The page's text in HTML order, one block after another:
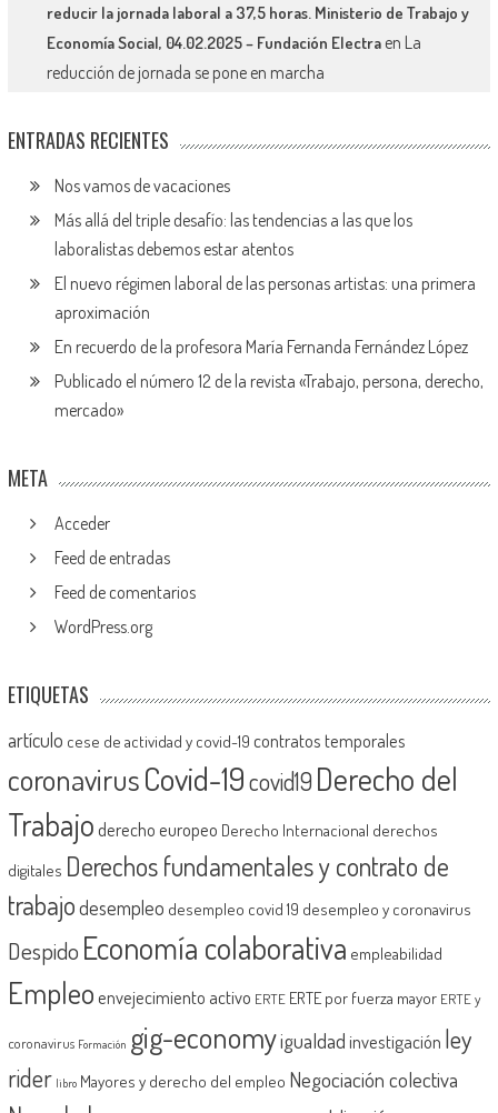
reducir la jornada laboral a 37,5 horas. Ministerio de Trabajo y
Economía Social, 04.02.2025 – Fundación Electraen La
reducción de jornada se pone en marcha
ENTRADAS RECIENTES
Nos vamos de vacaciones
Más allá del triple desafío: las tendencias a las que los
laboralistas debemos estar atentos
El nuevo régimen laboral de las personas artistas: una primera
aproximación
En recuerdo de la profesora María Fernanda Fernández López
Publicado el número 12 de la revista «Trabajo, persona, derecho,
mercado»
META
Acceder
Feed de entradas
Feed de comentarios
WordPress.org
ETIQUETAS
artículo cese de actividad y covid-19 contratos temporales
coronavirusCovid-19covid19 Derecho del
Trabajoderecho europeo Derecho Internacional derechos
digitales Derechos fundamentales y contrato de
trabajodesempleo desempleo covid 19 desempleo y coronavirus
Despido Economía colaborativa empleabilidad
Empleoenvejecimiento activo ERTE ERTE por fuerza mayor ERTE y
coronavirus Formación gig-economyigualdadinvestigación ley
rider libro Mayores y derecho del empleo Negociación colectiva